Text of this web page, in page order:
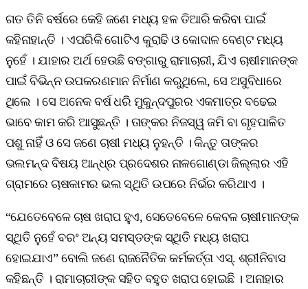
ଗତ ତିନି ବର୍ଷରେ କେହି ଜଣେ ମଧ୍ୟ ହଳ ତିଆରି କରିବା ପାଇଁ
କହିନାହାନ୍ତି । ଏପରିକି ଗୋଟିଏ କୁରାଢି ଓ କୋଦାଳ ବେଣ୍ଟ ମଧ୍ୟ
ନୁହେଁ । ଯାହାର ଅର୍ଥ ହେଉଛି ବଙ୍ଗାରୁ ରାମାଚାରୀ, ଯିଏ ଚାଷୀମାନଙ୍କ
ପାଇଁ ବିଭିନ୍ନ ଉପକରଣମାନ ନିର୍ମାଣ କରୁଥିଲେ, ସେ ଅସୁବିଧାରେ
ଥିଲେ । ସେ ଅନେକ ବର୍ଷ ଧରି ମୁକୁନ୍ଦପୁରର ଏକମାତ୍ର ବଢେଇ
ଭାବେ କାମ କରି ଆସୁଛନ୍ତି । ତାଙ୍କର ନିଜସ୍ୱ ଜମି ବା ଗୃହପାଳିତ
ପଶୁ ନାହିଁ ଓ ସେ ଜଣେ ଚାଷୀ ମଧ୍ୟ ନୁହନ୍ତି । କିନ୍ତୁ ତାଙ୍କର
ଭଲମନ୍ଦ ବିଷୟ ଆନ୍ଧ୍ର ପ୍ରଦେଶର ନାଳଗୋଣ୍ଡା ଜିଲ୍ଲାର ଏହି
ଗ୍ରାମରେ ଚାଷକାମର ଭଲ ସ୍ଥିତି ଉପରେ ନିର୍ଭର କରିଥାଏ ।
“ଯେତେବେଳେ ଚାଷ ଖରାପ ହୁଏ, ସେତେବେଳେ କେବଳ ଚାଷୀମାନଙ୍କ
ସ୍ଥିତି ନୁହେଁ ବରଂ ଅନ୍ୟ ସମସ୍ତଙ୍କ ସ୍ଥିତି ମଧ୍ୟ ଖରାପ
ହୋଇଯାଏ” ବୋଲି ଜଣେ ରାଜନୈତିକ କର୍ମକର୍ତ୍ତା ଏସ୍‌. ଶ୍ରୀନିବାସ
କହିଛନ୍ତି । ରାମାଚାରୀଙ୍କ ସହିତ ବହୁତ ଖରାପ ହୋଇଛି । ଅନାହାର